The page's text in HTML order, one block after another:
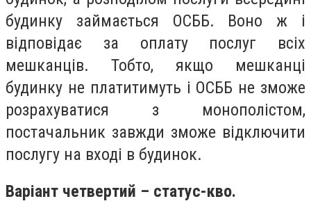
будинку займається ОСББ. Воно ж і
відповідає за оплату послуг всіх
мешканців. Тобто, якщо мешканці
будинку не платитимуть і ОСББ не зможе
розрахуватися з монополістом,
постачальник завжди зможе відключити
послугу на вході в будинок.
Варіант четвертий – статус-кво.